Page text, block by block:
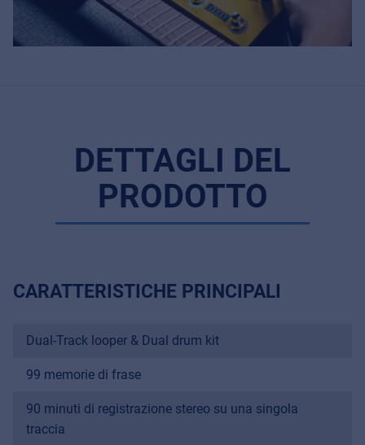
DETTAGLI DEL
PRODOTTO
CARATTERISTICHE PRINCIPALI
Dual-Track looper & Dual drum kit
99 memorie di frase
90 minuti di registrazione stereo su una singola
traccia